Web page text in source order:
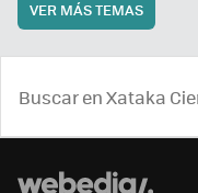
VER MÁS TEMAS